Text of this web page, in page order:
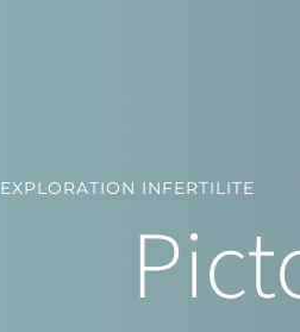
EXPLORATION INFERTILITE